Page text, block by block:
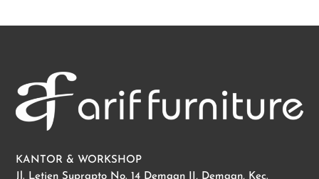
KANTOR & WORKSHOP
Jl. Letjen Suprapto No. 14 Demaan II, Demaan, Kec.